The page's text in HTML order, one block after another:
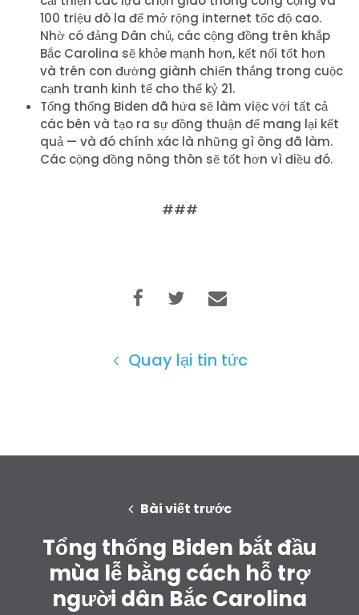
Trang chủ
Shop
Take Back the Courts
Làm việc với chúng tôi
Nhấn
Vote
100 triệu đô la để mở rộng internet tốc độ cao.
Nhờ có đảng Dân chủ, các cộng đồng trên khắp
Bắc Carolina sẽ khỏe mạnh hơn, kết nối tốt hơn
và trên con đường giành chiến thắng trong cuộc
cạnh tranh kinh tế cho thế kỷ 21.
Tổng thống Biden đã hứa sẽ làm việc với tất cả
các bên và tạo ra sự đồng thuận để mang lại kết
quả — và đó chính xác là những gì ông đã làm.
Các cộng đồng nông thôn sẽ tốt hơn vì điều đó.
###
Quay lại tin tức
Bài viết trước
Tổng thống Biden bắt đầu
mùa lễ bằng cách hỗ trợ
người dân Bắc Carolina